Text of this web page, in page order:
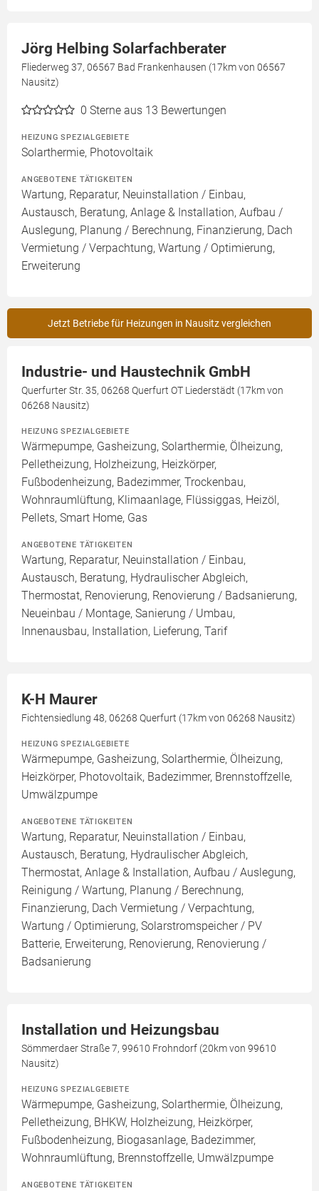
Jörg Helbing Solarfachberater
Fliederweg 37, 06567 Bad Frankenhausen (17km von 06567
Nausitz)
0 Sterne aus 13 Bewertungen
HEIZUNG SPEZIALGEBIETE
Solarthermie, Photovoltaik
ANGEBOTENE TÄTIGKEITEN
Wartung, Reparatur, Neuinstallation / Einbau,
Austausch, Beratung, Anlage & Installation, Aufbau /
Auslegung, Planung / Berechnung, Finanzierung, Dach
Vermietung / Verpachtung, Wartung / Optimierung,
Erweiterung
Jetzt Betriebe für Heizungen in Nausitz vergleichen
Industrie- und Haustechnik GmbH
Querfurter Str. 35, 06268 Querfurt OT Liederstädt (17km von
06268 Nausitz)
HEIZUNG SPEZIALGEBIETE
Wärmepumpe, Gasheizung, Solarthermie, Ölheizung,
Pelletheizung, Holzheizung, Heizkörper,
Fußbodenheizung, Badezimmer, Trockenbau,
Wohnraumlüftung, Klimaanlage, Flüssiggas, Heizöl,
Pellets, Smart Home, Gas
ANGEBOTENE TÄTIGKEITEN
Wartung, Reparatur, Neuinstallation / Einbau,
Austausch, Beratung, Hydraulischer Abgleich,
Thermostat, Renovierung, Renovierung / Badsanierung,
Neueinbau / Montage, Sanierung / Umbau,
Innenausbau, Installation, Lieferung, Tarif
K-H Maurer
Fichtensiedlung 48, 06268 Querfurt (17km von 06268 Nausitz)
HEIZUNG SPEZIALGEBIETE
Wärmepumpe, Gasheizung, Solarthermie, Ölheizung,
Heizkörper, Photovoltaik, Badezimmer, Brennstoffzelle,
Umwälzpumpe
ANGEBOTENE TÄTIGKEITEN
Wartung, Reparatur, Neuinstallation / Einbau,
Austausch, Beratung, Hydraulischer Abgleich,
Thermostat, Anlage & Installation, Aufbau / Auslegung,
Reinigung / Wartung, Planung / Berechnung,
Finanzierung, Dach Vermietung / Verpachtung,
Wartung / Optimierung, Solarstromspeicher / PV
Batterie, Erweiterung, Renovierung, Renovierung /
Badsanierung
Installation und Heizungsbau
Sömmerdaer Straße 7, 99610 Frohndorf (20km von 99610
Nausitz)
HEIZUNG SPEZIALGEBIETE
Wärmepumpe, Gasheizung, Solarthermie, Ölheizung,
Pelletheizung, BHKW, Holzheizung, Heizkörper,
Fußbodenheizung, Biogasanlage, Badezimmer,
Wohnraumlüftung, Brennstoffzelle, Umwälzpumpe
ANGEBOTENE TÄTIGKEITEN